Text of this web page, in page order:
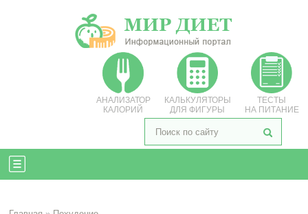
АНАЛИЗАТОР
КАЛОРИЙ
КАЛЬКУЛЯТОРЫ
ДЛЯ ФИГУРЫ
ТЕСТЫ
НА ПИТАНИЕ